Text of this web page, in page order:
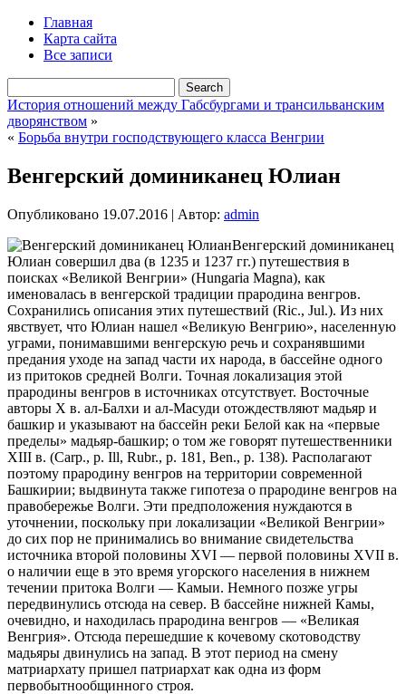
Главная
Карта сайта
Все записи
История отношений между Габсбургами и трансильванским
дворянством »
« Борьба внутри господствующего класса Венгрии
Венгерский доминиканец Юлиан
Опубликовано 19.07.2016 | Автор: admin
Венгерский доминиканец
Юлиан совершил два (в 1235 и 1237 гг.) путешествия в
поисках «Великой Венгрии» (Hungaria Magna), как
именовалась в венгерской традиции прародина венгров.
Сохранились описания этих путешествий (Ric., Jul.). Из них
явствует, что Юлиан нашел «Великую Венгрию», населенную
уграми, понимавшими венгерскую речь и сохранявшими
предания уходе на запад части их народа, в бассейне одного
из притоков средней Волги. Точная локализация этой
прародины венгров в источниках отсутствует. Восточные
авторы X в. ал-Балхи и ал-Масуди отождествляют мадьяр и
башкир и указывают на бассейн реки Белой как на «первые
пределы» мадьяр-башкир; о том же говорят путешественники
XIII в. (Carp., p. Ill, Rubr., р. 181, Ben., р. 138). Располагают
поэтому прародину венгров на территории современной
Башкирии; выдвинута также гипотеза о прародине венгров на
правобережье Волги. Эти предположения нуждаются в
уточнении, поскольку при локализации «Великой Венгрии»
до сих пор не принимались во внимание свидетельства
источника второй половины XVI — первой половины XVII в.
о наличии еще в это время угорского населения в нижнем
течении притока Волги — Камыи. Немного позже угры
передвинулись отсюда на север. В бассейне нижней Камы,
очевидно, и находилась прародина венгров — «Великая
Венгрия». Отсюда перешедшие к кочевому скотоводству
мадьяры двинулись на запад. В этот период на смену
матриархату пришел патриархат как одна из форм
первобытнообщинного строя.